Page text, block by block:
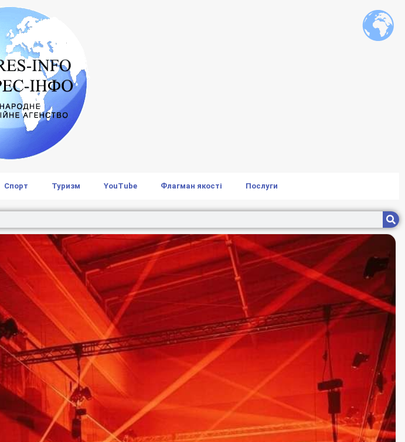
Спорт Туризм YouTube Флагман якості Послуги